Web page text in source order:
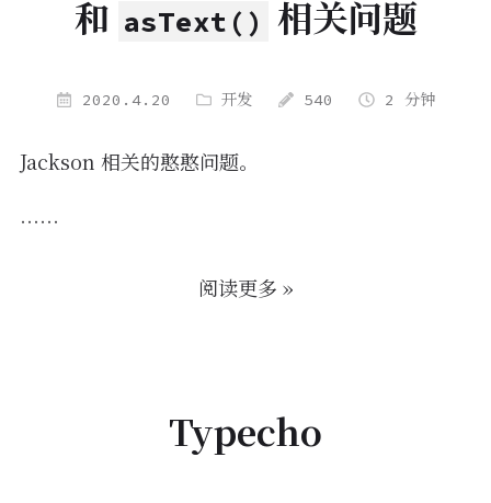
和 asText() 相关问题
2020.4.20 开发 540 2 分钟
Jackson 相关的憨憨问题。
……
阅读更多 »
Typecho